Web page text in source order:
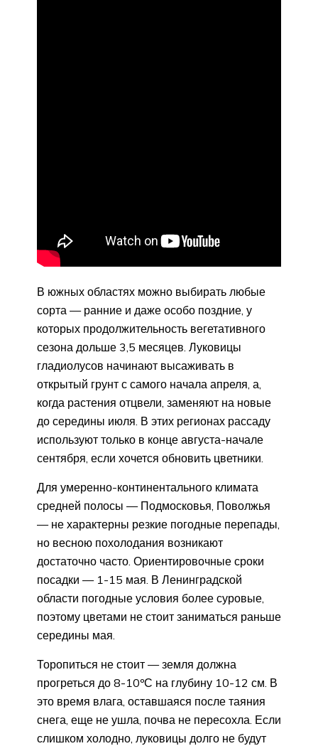
В южных областях можно выбирать любые
сорта — ранние и даже особо поздние, у
которых продолжительность вегетативного
сезона дольше 3,5 месяцев. Луковицы
гладиолусов начинают высаживать в
открытый грунт с самого начала апреля, а,
когда растения отцвели, заменяют на новые
до середины июля. В этих регионах рассаду
используют только в конце августа-начале
сентября, если хочется обновить цветники.
Для умеренно-континентального климата
средней полосы — Подмосковья, Поволжья
— не характерны резкие погодные перепады,
но весною похолодания возникают
достаточно часто. Ориентировочные сроки
посадки — 1-15 мая. В Ленинградской
области погодные условия более суровые,
поэтому цветами не стоит заниматься раньше
середины мая.
Торопиться не стоит — земля должна
прогреться до 8-10ºС на глубину 10-12 см. В
это время влага, оставшаяся после таяния
снега, еще не ушла, почва не пересохла. Если
слишком холодно, луковицы долго не будут